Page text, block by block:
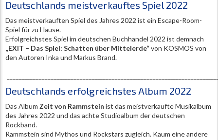
Deutschlands meistverkauftes Spiel 2022
Das meistverkauften Spiel des Jahres 2022 ist ein Escape-Room-
Spiel für zu Hause.
Erfolgreichstes Spiel im deutschen Buchhandel 2022 ist demnach
„EXIT – Das Spiel: Schatten über Mittelerde“von KOSMOS von
den Autoren Inka und Markus Brand.
Deutschlands erfolgreichstes Album 2022
Das Album Zeit von Rammstein ist das meistverkaufte Musikalbum
des Jahres 2022 und das achte Studioalbum der deutschen
Rockband.
Rammstein sind Mythos und Rockstars zugleich. Kaum eine andere